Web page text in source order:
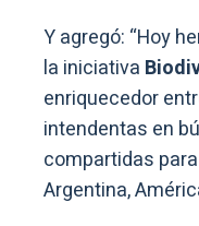
Y agregó: “Hoy
la iniciativa
enriquecedor
intendentas en
compartidas
Argentina,